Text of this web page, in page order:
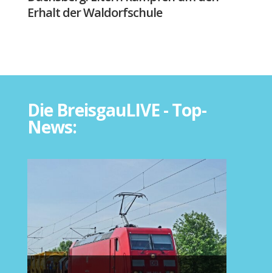
Erhalt der Waldorfschule
Die BreisgauLIVE - Top-
News: